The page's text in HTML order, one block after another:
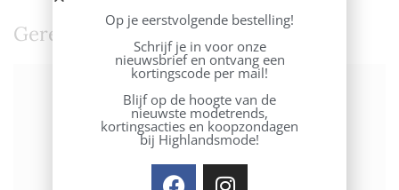
Gerelateerde Producten
Op je eerstvolgende bestelling!
Schrijf je in voor onze
nieuwsbrief en ontvang een
kortingscode per mail!
Blijf op de hoogte van de
nieuwste modetrends,
kortingsacties en koopzondagen
bij Highlandsmode!